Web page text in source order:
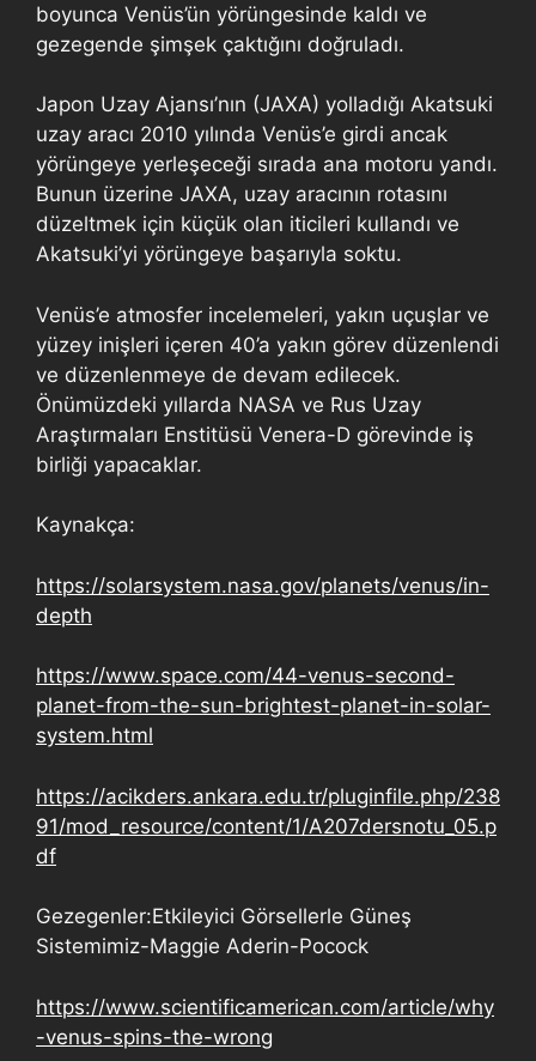
boyunca Venüs’ün yörüngesinde kaldı ve
gezegende şimşek çaktığını doğruladı.
Japon Uzay Ajansı’nın (JAXA) yolladığı Akatsuki
uzay aracı 2010 yılında Venüs’e girdi ancak
yörüngeye yerleşeceği sırada ana motoru yandı.
Bunun üzerine JAXA, uzay aracının rotasını
düzeltmek için küçük olan iticileri kullandı ve
Akatsuki’yi yörüngeye başarıyla soktu.
Venüs’e atmosfer incelemeleri, yakın uçuşlar ve
yüzey inişleri içeren 40’a yakın görev düzenlendi
ve düzenlenmeye de devam edilecek.
Önümüzdeki yıllarda NASA ve Rus Uzay
Araştırmaları Enstitüsü Venera-D görevinde iş
birliği yapacaklar.
Kaynakça:
https://solarsystem.nasa.gov/planets/venus/in-
depth
https://www.space.com/44-venus-second-
planet-from-the-sun-brightest-planet-in-solar-
system.html
https://acikders.ankara.edu.tr/pluginfile.php/238
91/mod_resource/content/1/A207dersnotu_05.p
df
Gezegenler:Etkileyici Görsellerle Güneş
Sistemimiz-Maggie Aderin-Pocock
https://www.scientificamerican.com/article/why
-venus-spins-the-wrong